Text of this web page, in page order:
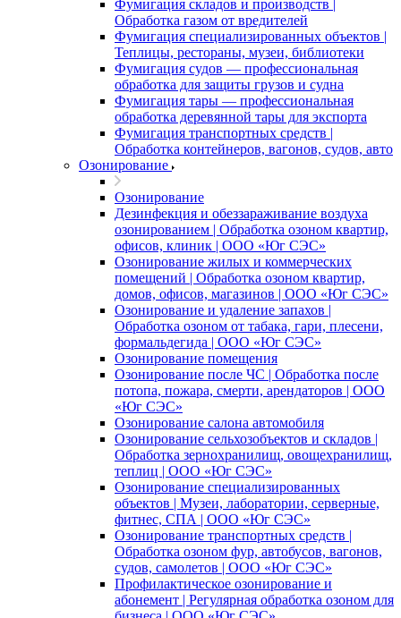
Фумигация складов и производств |
Обработка газом от вредителей
Фумигация специализированных объектов |
Теплицы, рестораны, музеи, библиотеки
Фумигация судов — профессиональная
обработка для защиты грузов и судна
Фумигация тары — профессиональная
обработка деревянной тары для экспорта
Фумигация транспортных средств |
Обработка контейнеров, вагонов, судов, авто
Озонирование
Озонирование
Дезинфекция и обеззараживание воздуха
озонированием | Обработка озоном квартир,
офисов, клиник | ООО «Юг СЭС»
Озонирование жилых и коммерческих
помещений | Обработка озоном квартир,
домов, офисов, магазинов | ООО «Юг СЭС»
Озонирование и удаление запахов |
Обработка озоном от табака, гари, плесени,
формальдегида | ООО «Юг СЭС»
Озонирование помещения
Озонирование после ЧС | Обработка после
потопа, пожара, смерти, арендаторов | ООО
«Юг СЭС»
Озонирование салона автомобиля
Озонирование сельхозобъектов и складов |
Обработка зернохранилищ, овощехранилищ,
теплиц | ООО «Юг СЭС»
Озонирование специализированных
объектов | Музеи, лаборатории, серверные,
фитнес, СПА | ООО «Юг СЭС»
Озонирование транспортных средств |
Обработка озоном фур, автобусов, вагонов,
судов, самолетов | ООО «Юг СЭС»
Профилактическое озонирование и
абонемент | Регулярная обработка озоном для